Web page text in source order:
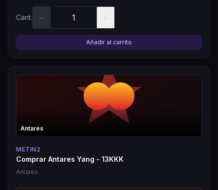
Cant. − +
Añadir al carrito
Antares
METIN2
Comprar Antares Yang - 13KKK
Antares